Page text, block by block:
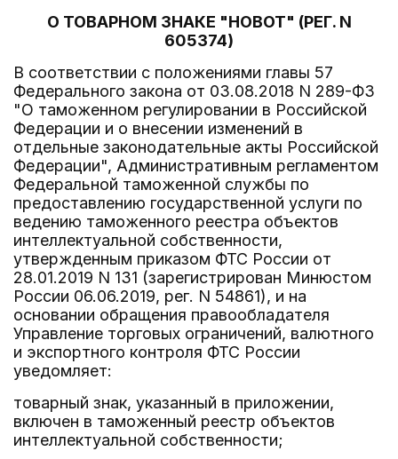
О ТОВАРНОМ ЗНАКЕ "HOBOT" (РЕГ. N
605374)
В соответствии с положениями главы 57
Федерального закона от 03.08.2018 N 289-ФЗ
"О таможенном регулировании в Российской
Федерации и о внесении изменений в
отдельные законодательные акты Российской
Федерации", Административным регламентом
Федеральной таможенной службы по
предоставлению государственной услуги по
ведению таможенного реестра объектов
интеллектуальной собственности,
утвержденным приказом ФТС России от
28.01.2019 N 131 (зарегистрирован Минюстом
России 06.06.2019, рег. N 54861), и на
основании обращения правообладателя
Управление торговых ограничений, валютного
и экспортного контроля ФТС России
уведомляет:
товарный знак, указанный в приложении,
включен в таможенный реестр объектов
интеллектуальной собственности;